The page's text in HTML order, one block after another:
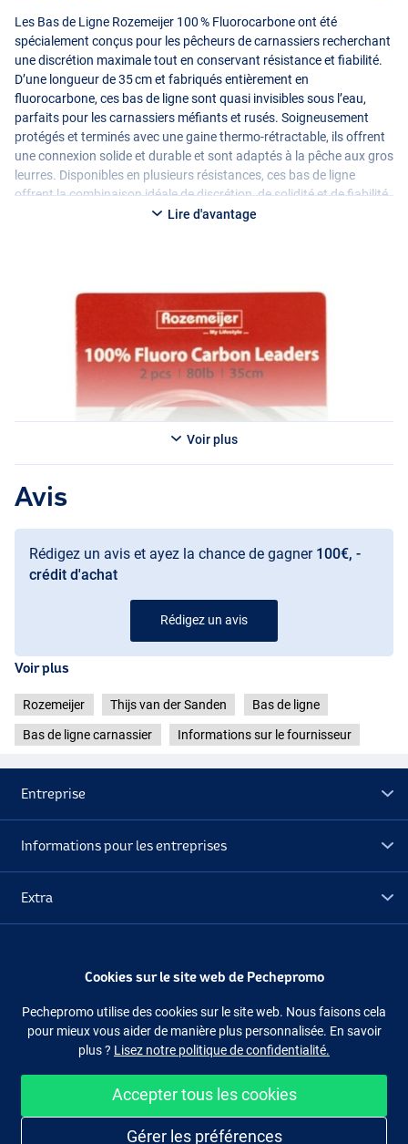
Les Bas de Ligne Rozemeijer 100 % Fluorocarbone ont été
spécialement conçus pour les pêcheurs de carnassiers recherchant
une discrétion maximale tout en conservant résistance et fiabilité.
D’une longueur de 35 cm et fabriqués entièrement en
fluorocarbone, ces bas de ligne sont quasi invisibles sous l’eau,
parfaits pour les carnassiers méfiants et rusés. Soigneusement
protégés et terminés avec une gaine thermo-rétractable, ils offrent
une connexion solide et durable et sont adaptés à la pêche aux gros
leurres. Disponibles en plusieurs résistances, ces bas de ligne
offrent la combinaison idéale de discrétion, de solidité et de fiabilité
lors de chaque action de pêche.Lire d'avantage
Voir plus
Avis
Rédigez un avis et ayez la chance de gagner 100€, -
crédit d'achat
Rédigez un avis
Voir plus
Rozemeijer Thijs van der Sanden Bas de ligne
Bas de ligne carnassier Informations sur le fournisseur
Entreprise
Informations pour les entreprises
Extra
Suivez-nous Facebook Instagram
Cookies sur le site web de Pechepromo
Pechepromo utilise des cookies sur le site web. Nous faisons cela
pour mieux vous aider de manière plus personnalisée. En savoir
plus ? Lisez notre politique de confidentialité.
Accepter tous les cookies
Gérer les préférences